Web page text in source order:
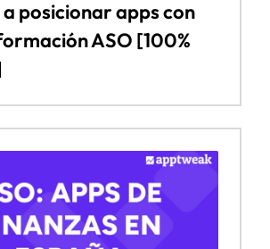
posicionar apps con
ASO [100%